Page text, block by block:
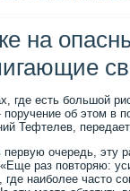
на
где есть большой
об этом в
Тефтелев,
очередь, эту
раз повторяю:
наиболее часто